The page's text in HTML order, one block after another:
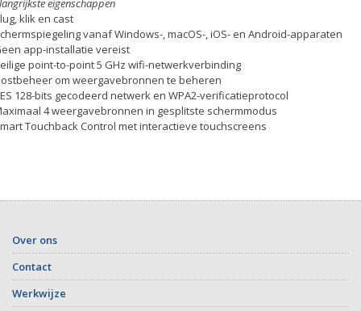
klik en cast
vanaf Windows-, macOS-, iOS- en Android-apparaten
app-installatie vereist
point-to-point 5 GHz wifi-netwerkverbinding
om weergavebronnen te beheren
128-bits gecodeerd netwerk en WPA2-verificatieprotocol
4 weergavebronnen in gesplitste schermmodus
Touchback Control met interactieve touchscreens
Over ons
Contact
Werkwijze